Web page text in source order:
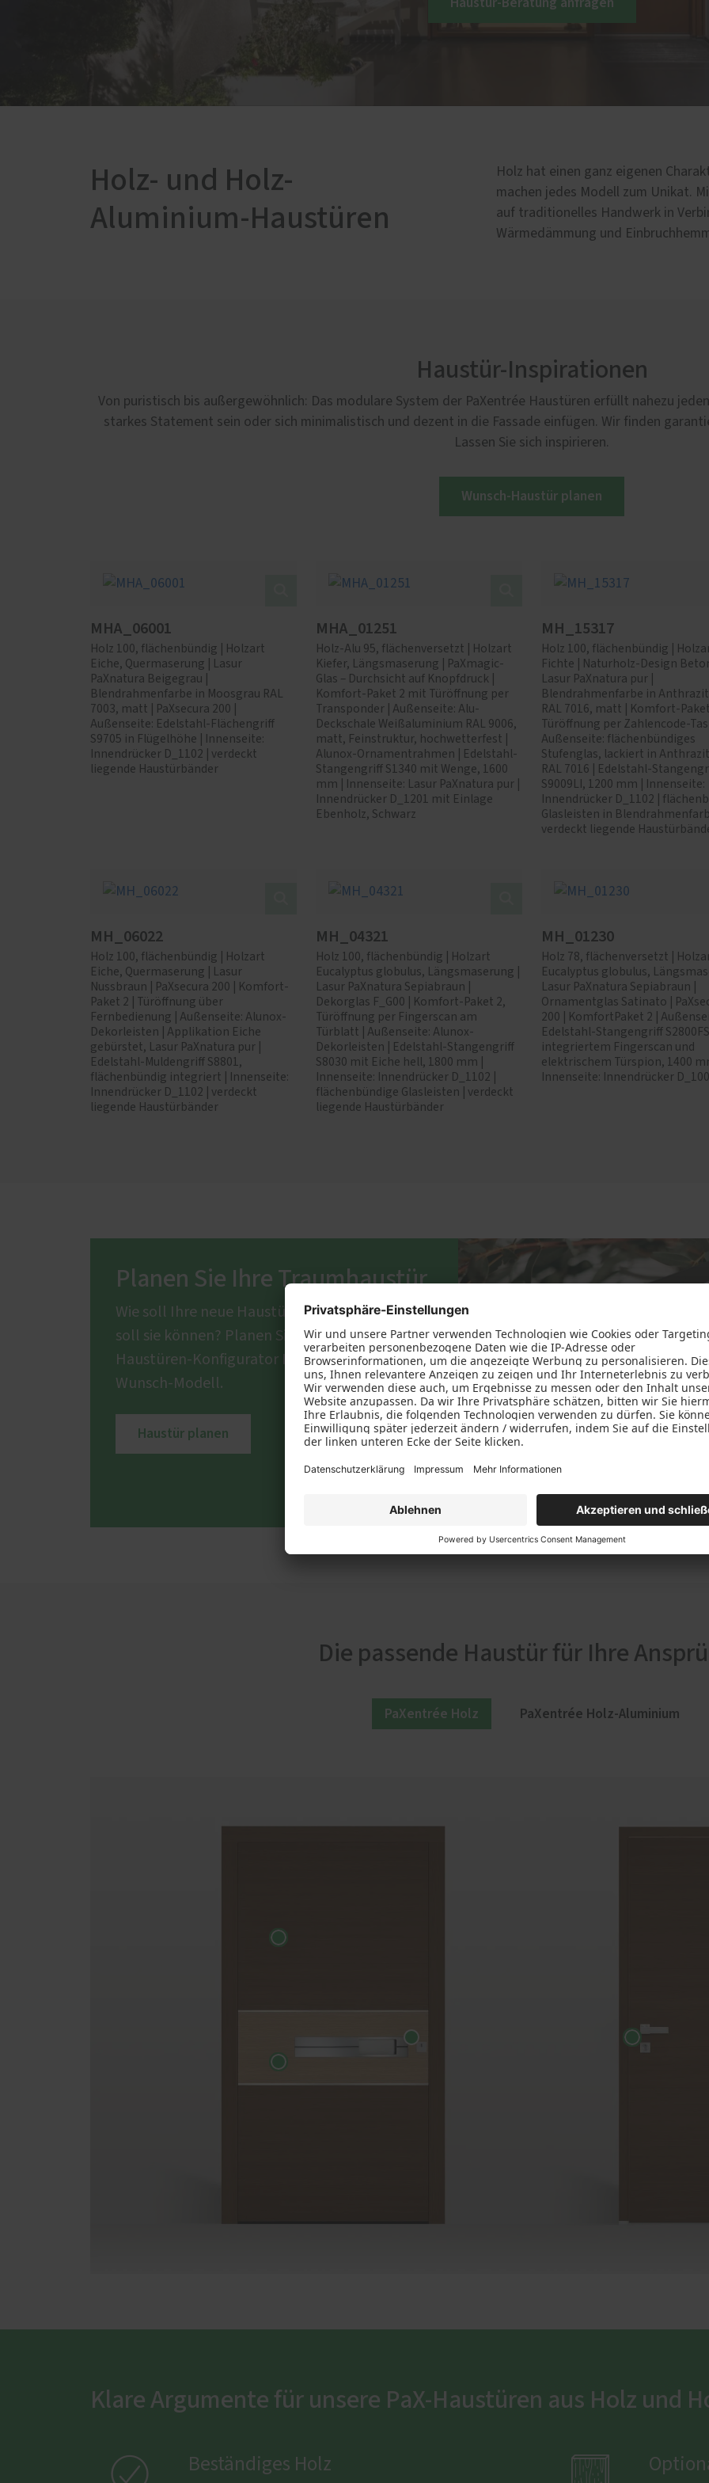
Schallschutz-Simulator
Holz- und Holz-
Aluminium-Haustüren
Holz hat einen ganz eigenen
machen jedes Modell zum Unikat.
auf traditionelles Handwerk in
Wärmedämmung und
Haustür-Inspirationen
Von puristisch bis außergewöhnlich: Das modulare System der PaXentrée Haustüren erfüllt nahezu
starkes Statement sein oder sich minimalistisch und dezent in die Fassade einfügen. Wir finden
Lassen Sie sich inspirieren.
Wunsch-Haustür planen
MHA_06001
Holz 100, flächenbündig | Holzart
Eiche, Quermaserung | Lasur
PaXnatura Beigegrau |
Blendrahmenfarbe in Moosgrau RAL
7003, matt | PaXsecura 200 |
Außenseite: Edelstahl-Flächengriff
S9705 in Flügelhöhe | Innenseite:
Innendrücker D_1102 | verdeckt
liegende Haustürbänder
MHA_01251
Holz-Alu 95, flächenversetzt | Holzart
Kiefer, Längsmaserung | PaXmagic-
Glas – Durchsicht auf Knopfdruck |
Komfort-Paket 2 mit Türöffnung per
Transponder | Außenseite: Alu-
Deckschale Weißaluminium RAL 9006,
matt, Feinstruktur, hochwetterfest |
Alunox-Ornamentrahmen | Edelstahl-
Stangengriff S1340 mit Wenge, 1600
mm | Innenseite: Lasur PaXnatura pur |
Innendrücker D_1201 mit Einlage
Ebenholz, Schwarz
MH_15317
Holz 100, flächenbündig |
Fichte | Naturholz-Design
Lasur PaXnatura pur |
Blendrahmenfarbe in
RAL 7016, matt | Komfort-
Türöffnung per Zahlencode-
Außenseite: flächenbündiges
Stufenglas, lackiert in
RAL 7016 | Edelstahl-
S9009LI, 1200 mm | Innenseite:
Innendrücker D_1102 |
Glasleisten in
verdeckt liegende
MH_06022
Holz 100, flächenbündig | Holzart
Eiche, Quermaserung | Lasur
Nussbraun | PaXsecura 200 | Komfort-
Paket 2 | Türöffnung über
Fernbedienung | Außenseite: Alunox-
Dekorleisten | Applikation Eiche
gebürstet, Lasur PaXnatura pur |
Edelstahl-Muldengriff S8801,
flächenbündig integriert | Innenseite:
Innendrücker D_1102 | verdeckt
liegende Haustürbänder
MH_04321
Holz 100, flächenbündig | Holzart
Eucalyptus globulus, Längsmaserung |
Lasur PaXnatura Sepiabraun |
Dekorglas F_G00 | Komfort-Paket 2,
Türöffnung per Fingerscan am
Türblatt | Außenseite: Alunox-
Dekorleisten | Edelstahl-Stangengriff
S8030 mit Eiche hell, 1800 mm |
Innenseite: Innendrücker D_1102 |
flächenbündige Glasleisten | verdeckt
liegende Haustürbänder
MH_01230
Holz 78, flächenversetzt |
Eucalyptus globulus,
Lasur PaXnatura Sepiabraun |
Ornamentglas Satinato |
200 | KomfortPaket 2 |
Edelstahl-Stangengriff
integriertem Fingerscan und
elektrischem Türspion, 1400
Innenseite: Innendrücker
Planen Sie Ihre Traumhaustür
Wie soll Ihre neue Haustür aussehen? Und was
soll sie können? Planen Sie mit unserem
Haustüren-Konfigurator Ihr individuelles
Wunsch-Modell.
Haustür planen
Die passende Haustür für Ihre
PaXentrée Holz PaXentrée Holz-Aluminium
Klare Argumente für unsere PaX-Haustüren aus Holz und
 Beständiges Holz 